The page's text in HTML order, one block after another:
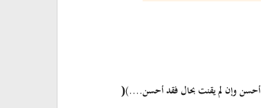
أحسن وإن لم يقنت بحال فقد أحسن....)(